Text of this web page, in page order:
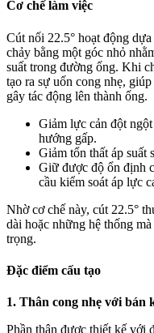
Cơ chế làm việc
Cút nối 22.5° hoạt động
chảy bằng một góc nhỏ
suất trong đường ống. Khi
tạo ra sự uốn cong nhẹ,
gây tác động lên thành ống.
Giảm lực cản đột
hướng gấp.
Giảm tổn thất áp suất
Giữ được độ ổn định
cầu kiểm soát áp lực
Nhờ cơ chế này, cút 22.5°
dài hoặc những hệ thống
trọng.
Đặc điểm cấu tạo
1. Thân cong nhẹ với bán
Phần thân được thiết kế với